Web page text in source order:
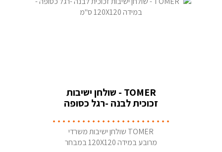
TOMER - שולחן ישיבות
זכוכית לבנה -רגל כסופה
TOMER שולחן ישיבות משרדי
מרובע במידה 120X120 במבחר